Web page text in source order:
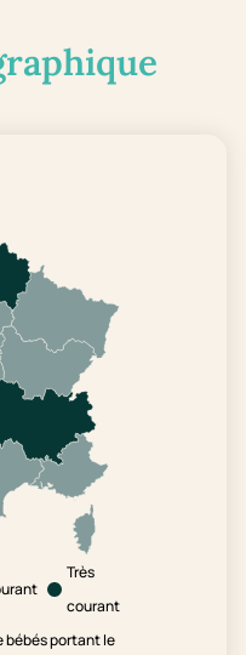
Très
courant
bébés portant le